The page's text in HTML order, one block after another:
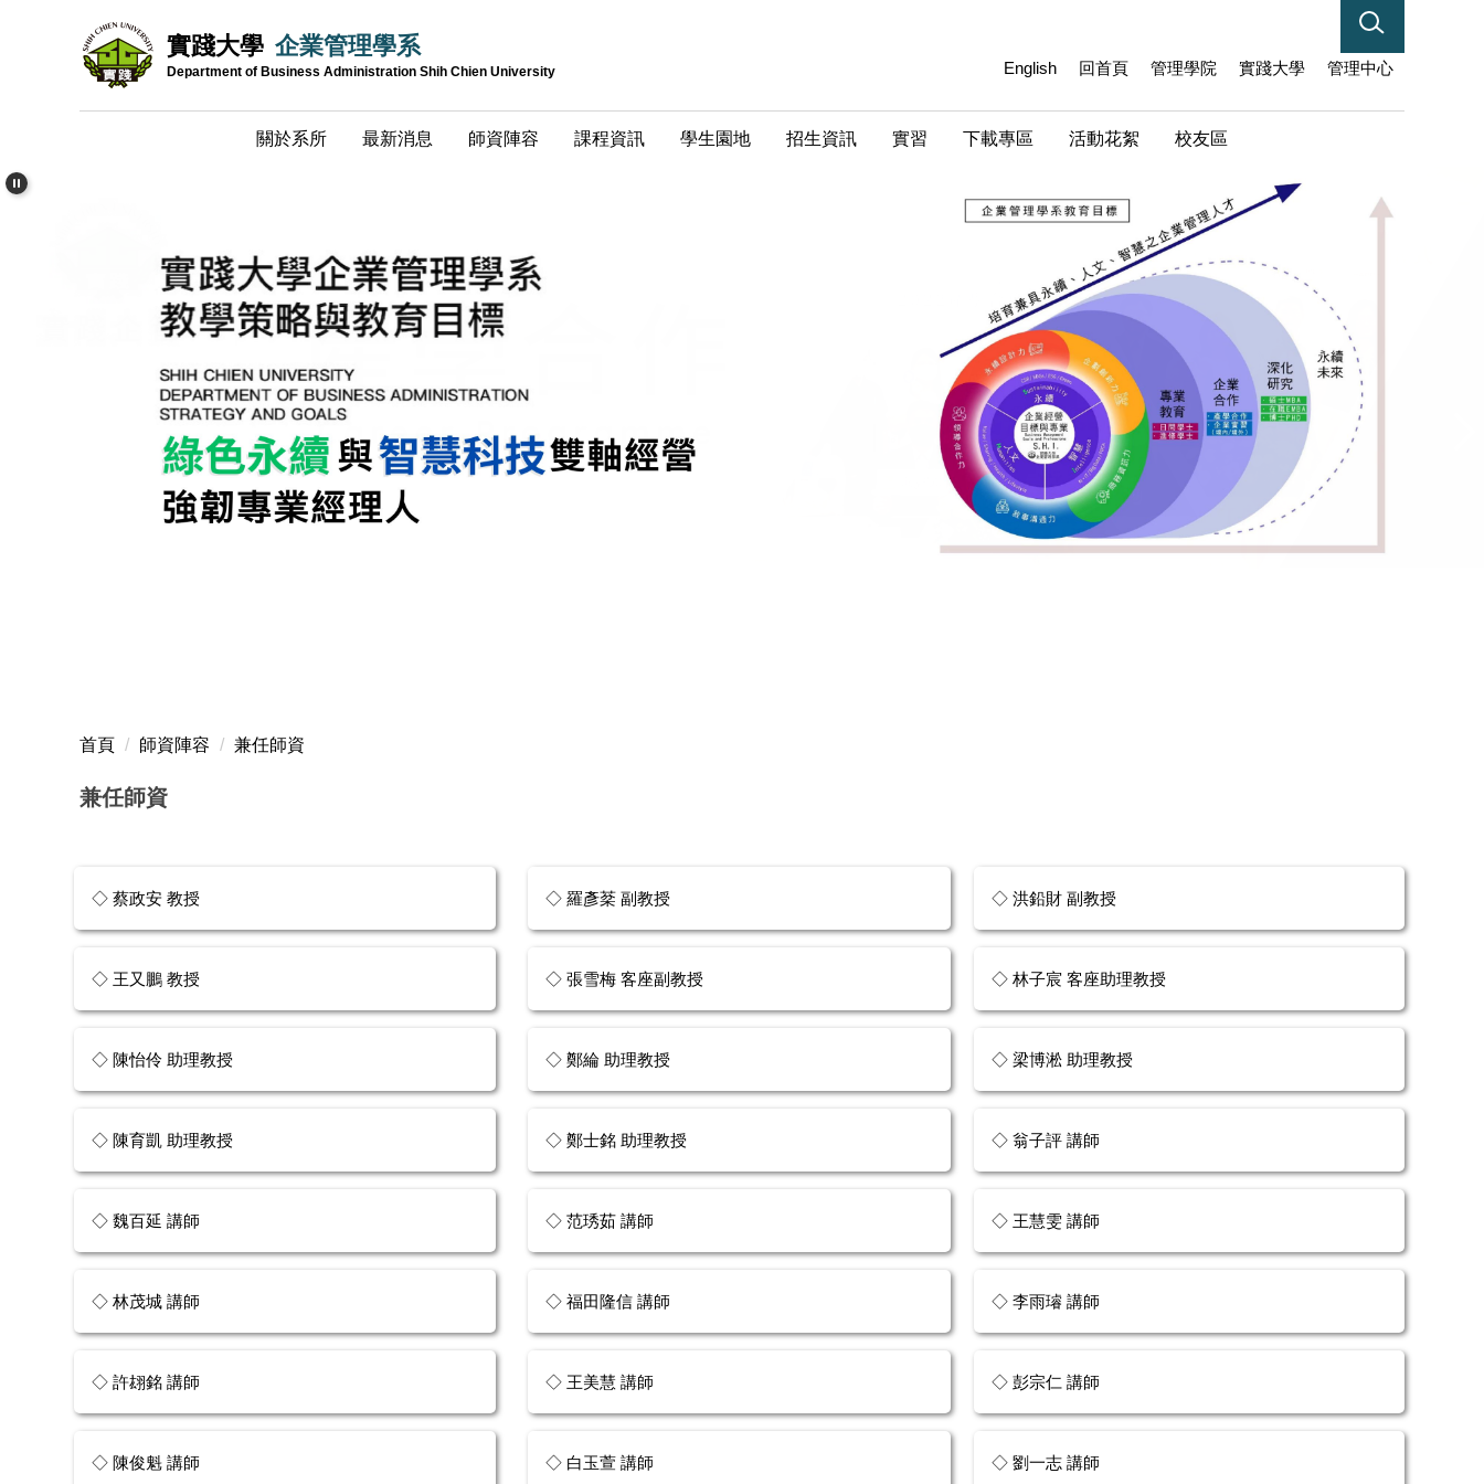
區
實踐大學 企業管理學系
Department of Business Administration Shih Chien University English 回首頁 管理學院 實踐大學 管理中心
關於系所 最新消息 師資陣容 課程資訊 學生園地 招生資訊 實習 下載專區 活動花絮 校友區
首頁 師資陣容 兼任師資
兼任師資
◇ 蔡政安 教授 ◇ 羅彥棻 副教授 ◇ 洪鉛財 副教授
◇ 王又鵬 教授 ◇ 張雪梅 客座副教授 ◇ 林子宸 客座助理教授
◇ 陳怡伶 助理教授 ◇ 鄭綸 助理教授 ◇ 梁博淞 助理教授
◇ 陳育凱 助理教授 ◇ 鄭士銘 助理教授 ◇ 翁子評 講師
◇ 魏百延 講師 ◇ 范琇茹 講師 ◇ 王慧雯 講師
◇ 林茂城 講師 ◇ 福田隆信 講師 ◇ 李雨璿 講師
◇ 許翃銘 講師 ◇ 王美慧 講師 ◇ 彭宗仁 講師
◇ 陳俊魁 講師 ◇ 白玉萱 講師 ◇ 劉一志 講師